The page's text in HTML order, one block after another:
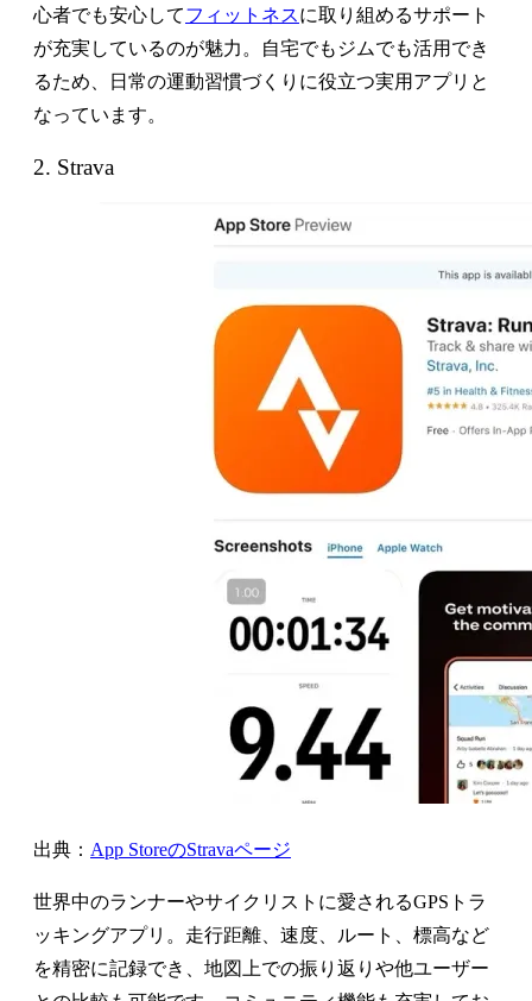
心者でも安心してフィットネスに取り組めるサポート
が充実しているのが魅力。自宅でもジムでも活用でき
るため、日常の運動習慣づくりに役立つ実用アプリと
なっています。
2. Strava
出典： App StoreのStravaページ
世界中のランナーやサイクリストに愛されるGPSトラ
ッキングアプリ。走行距離、速度、ルート、標高など
を精密に記録でき、地図上での振り返りや他ユーザー